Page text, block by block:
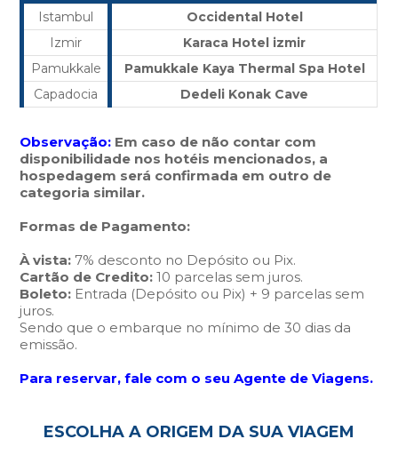
Istambul
Occidental Hotel
Izmir
Karaca Hotel izmir
Pamukkale
Pamukkale Kaya Thermal Spa Hotel
Capadocia
Dedeli Konak Cave
Observação: Em caso de não contar com
disponibilidade nos hotéis mencionados, a
hospedagem será confirmada em outro de
categoria similar.
Formas de Pagamento:
À vista: 7% desconto no Depósito ou Pix.
Cartão de Credito:10 parcelas sem juros.
Boleto: Entrada (Depósito ou Pix) + 9 parcelas sem
juros.
Sendo que o embarque no mínimo de 30 dias da
emissão.
Para reservar, fale com o seu Agente de Viagens.
ESCOLHA A ORIGEM DA SUA VIAGEM